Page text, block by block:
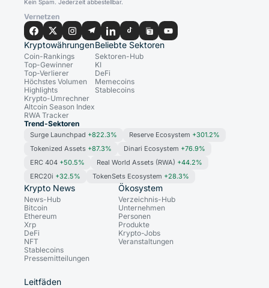
Kein Spam. Jederzeit abbestellbar.
Vernetzen
Kryptowährungen
Coin-Rankings
Top-Gewinner
Top-Verlierer
Höchstes Volumen
Highlights
Krypto-Umrechner
Altcoin Season Index
RWA Tracker
Beliebte Sektoren
Sektoren-Hub
KI
DeFi
Memecoins
Stablecoins
Trend-Sektoren
Surge Launchpad +822.3% Reserve Ecosystem +301.2%
Tokenized Assets +87.3% Dinari Ecosystem +76.9%
ERC 404 +50.5% Real World Assets (RWA) +44.2%
ERC20i +32.5% TokenSets Ecosystem +28.3%
Krypto News
News-Hub
Bitcoin
Ethereum
Xrp
DeFi
NFT
Stablecoins
Pressemitteilungen
Ökosystem
Verzeichnis-Hub
Unternehmen
Personen
Produkte
Krypto-Jobs
Veranstaltungen
Leitfäden